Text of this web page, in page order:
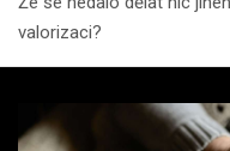
valorizaci?